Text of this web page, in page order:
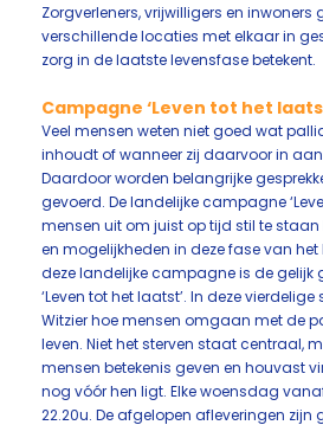
Zorgverleners, vrijwilligers en inwoners
verschillende locaties met elkaar in
zorg in de laatste levensfase betekent.
Campagne ‘Leven tot het
Veel mensen weten niet goed wat
inhoudt of wanneer zij daarvoor in
Daardoor worden belangrijke
gevoerd. De landelijke campagne
mensen uit om juist op tijd stil te
en mogelijkheden in deze fase van het
deze landelijke campagne is de gelijk
‘Leven tot het laatst’. In deze
Witzier hoe mensen omgaan met de
leven. Niet het sterven staat centraal,
mensen betekenis geven en houvast
nog vóór hen ligt. Elke woensdag vanaf
22.20u. De afgelopen afleveringen zijn